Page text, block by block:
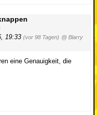
19:33 (vor 98 Tagen) @ Blarry
eine Genauigkeit, die